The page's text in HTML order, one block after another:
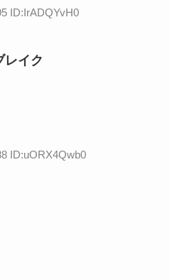
ID:IrADQYvH0
レイク
ID:uORX4Qwb0